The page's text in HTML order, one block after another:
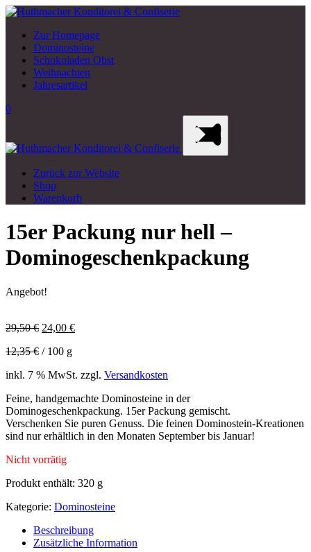
Zur Homepage
Dominosteine
Schokoladen Obst
Weihnachten
Jahresartikel
0
Zurück zur Website
Shop
Warenkorb
15er Packung nur hell –
Dominogeschenkpackung
Angebot!
29,50€ Ursprünglicher
war:
24,00 €Aktueller
12,35€ / 100 g
inkl. 7 % MwSt. zzgl. Versandkosten
Feine, handgemachte Dominosteine in der
Dominogeschenkpackung. 15er Packung gemischt.
Verschenken Sie puren Genuss. Die feinen Dominostein-Kreationen
sind nur erhältlich in den Monaten September bis Januar!
Nicht vorrätig
Produkt enthält: 320 g
Kategorie: Dominosteine
Beschreibung
Zusätzliche Information